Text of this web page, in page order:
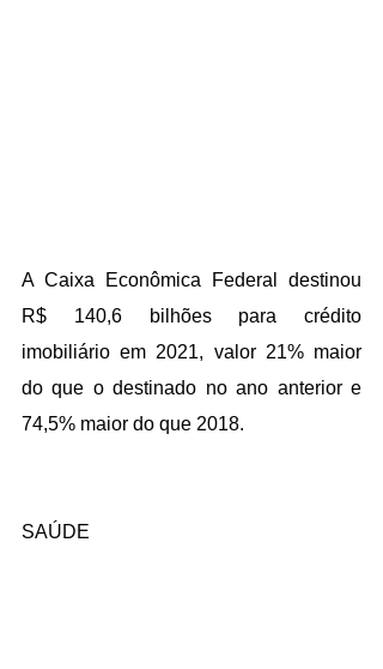
A Caixa Econômica Federal destinou
R$ 140,6 bilhões para crédito
imobiliário em 2021, valor 21% maior
do que o destinado no ano anterior e
74,5% maior do que 2018.
SAÚDE